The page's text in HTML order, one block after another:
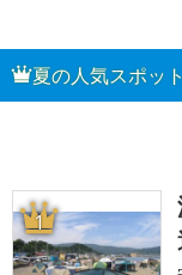
夏の人気スポッ
1